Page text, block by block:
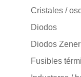
Cristales /
Diodos
Diodos Zener
Fusibles